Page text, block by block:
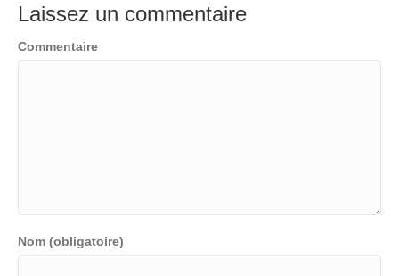
Laissez un commentaire
Commentaire
Nom (obligatoire)